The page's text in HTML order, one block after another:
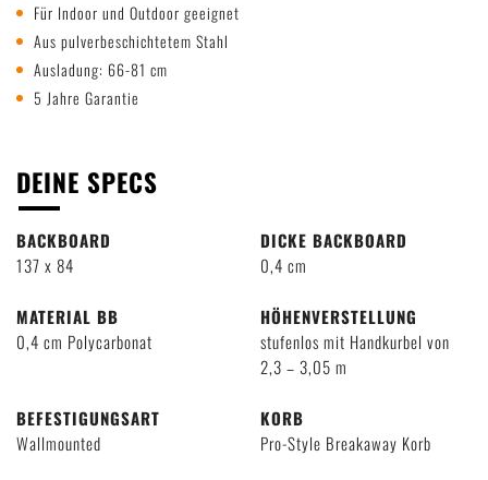
Für Indoor und Outdoor geeignet
Aus pulverbeschichtetem Stahl
Ausladung: 66-81 cm
5 Jahre Garantie
DEINE SPECS
BACKBOARD
137 x 84
DICKE BACKBOARD
0,4 cm
MATERIAL BB
0,4 cm Polycarbonat
HÖHENVERSTELLUNG
stufenlos mit Handkurbel von
2,3 – 3,05 m
BEFESTIGUNGSART
Wallmounted
KORB
Pro-Style Breakaway Korb